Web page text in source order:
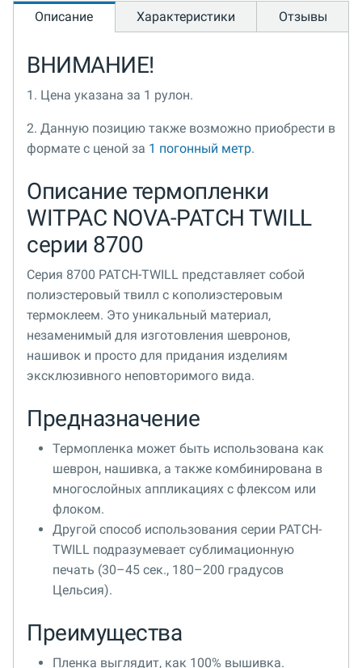
Описание Характеристики Отзывы
ВНИМАНИЕ!
1. Цена указана за 1 рулон.
2. Данную позицию также возможно приобрести в
формате с ценой за 1 погонный метр.
Описание термопленки
WITPAC NOVA-PATCH TWILL
серии 8700
Серия 8700 PATCH-TWILL представляет собой
полиэстеровый твилл с кополиэстеровым
термоклеем. Это уникальный материал,
незаменимый для изготовления шевронов,
нашивок и просто для придания изделиям
эксклюзивного неповторимого вида.
Предназначение
Термопленка может быть использована как
шеврон, нашивка, а также комбинирована в
многослойных аппликациях с флексом или
флоком.
Другой способ использования серии PATCH-
TWILL подразумевает сублимационную
печать (30–45 сек., 180–200 градусов
Цельсия).
Преимущества
Пленка выглядит, как 100% вышивка.